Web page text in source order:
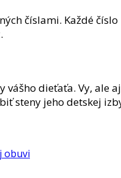
číslami. Každé
dieťaťa. Vy,
steny jeho detskej
obuvi